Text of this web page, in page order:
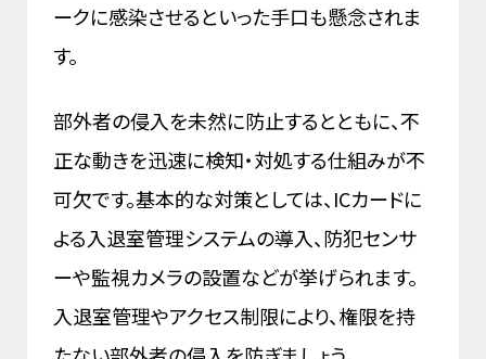
ークに感染させるといった手口も懸念されま
す。
部外者の侵入を未然に防止するとともに、不
正な動きを迅速に検知・対処する仕組みが不
可欠です。基本的な対策としては、ICカードに
よる入退室管理システムの導入、防犯センサ
ーや監視カメラの設置などが挙げられます。
入退室管理やアクセス制限により、権限を持